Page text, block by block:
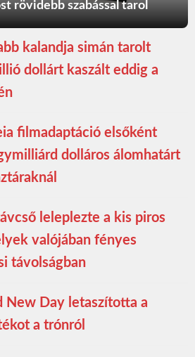
rövidebb szabással tarol
kalandja simán tarolt
dollárt kaszált eddig a
filmadaptáció elsőként
dolláros álomhatárt
leleplezte a kis piros
valójában fényes
távolságban
New Day letaszította a
a trónról